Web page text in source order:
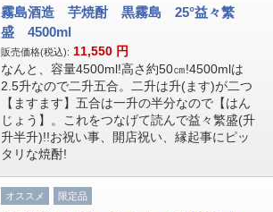
霧島酒造 芋焼酎 黒霧島 25°益々繁
盛 4500ml
販売価格(税込): 11,550 円
なんと、容量4500ml!高さ約50㎝!4500mlは
2.5升なので二升五合。二升は升(ます)が二つ
【ますます】五合は一升の半分なので【はん
じょう】。これをつなげて読んで益々繁盛(升
升半升)!!お祝い事、開店祝い、縁起事にピッ
タリな焼酎!
オススメ 限定品